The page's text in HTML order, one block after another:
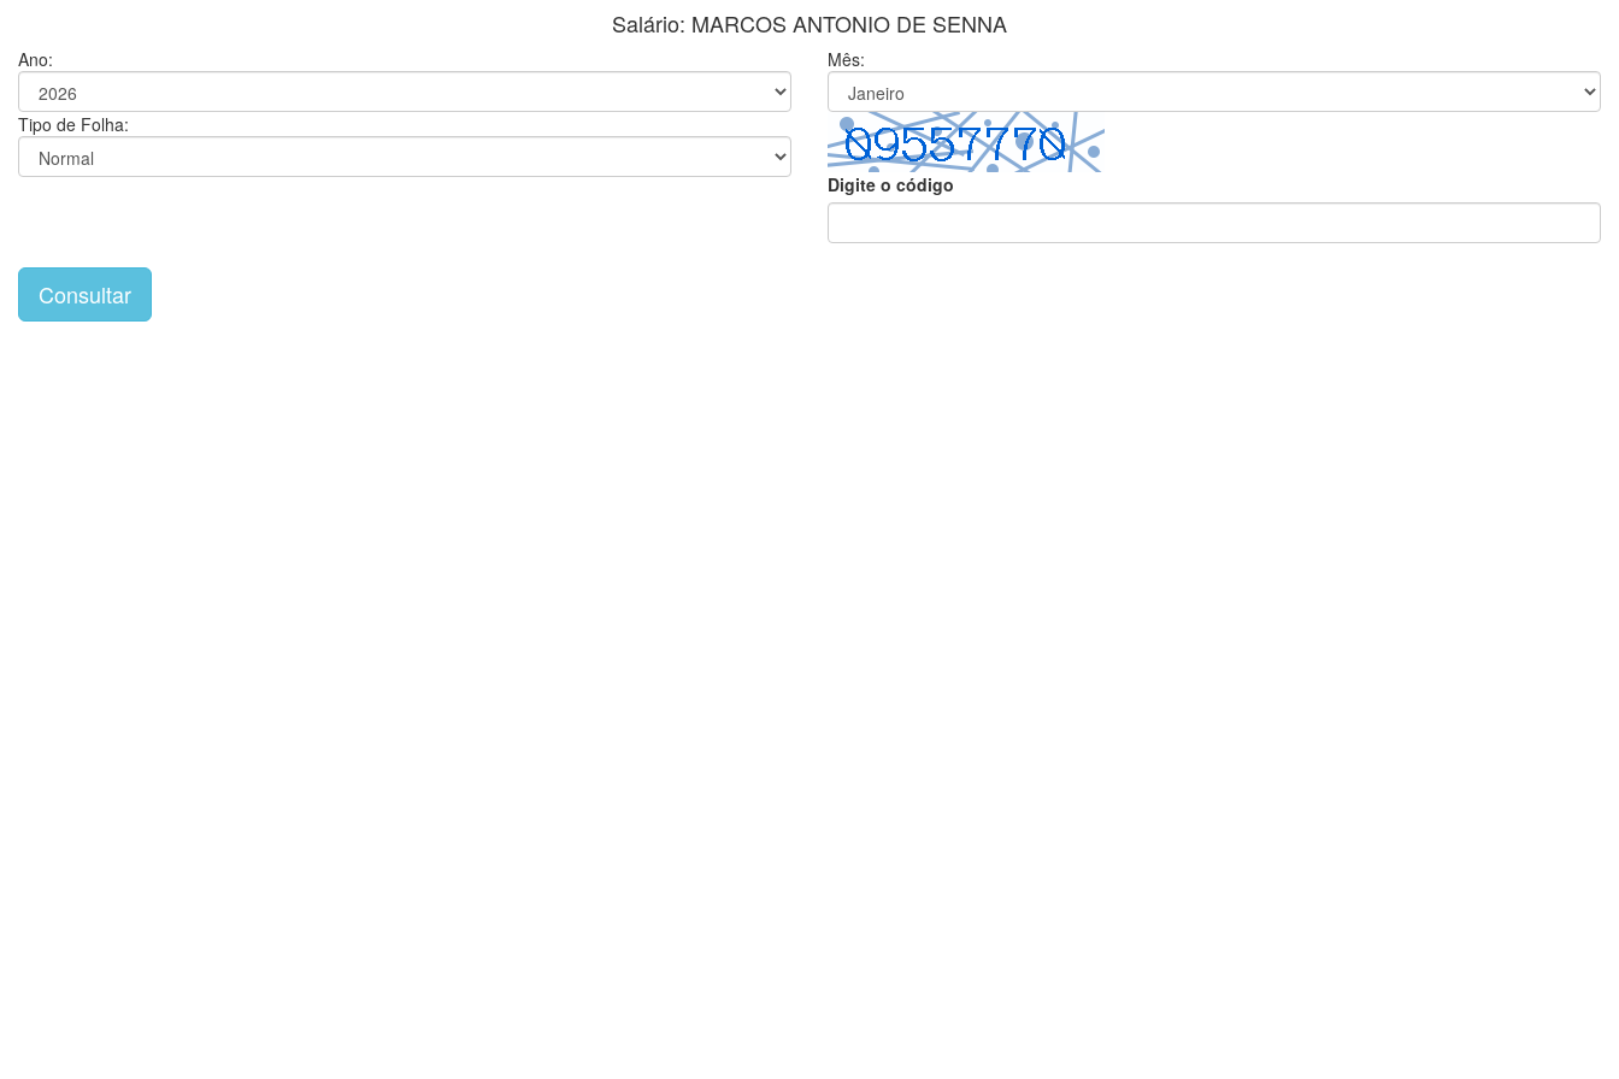
Salário: MARCOS ANTONIO DE SENNA
Ano: Mês:
Tipo de Folha:
Digite o código